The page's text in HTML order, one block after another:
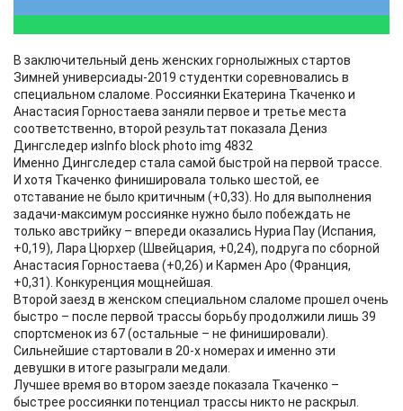
В заключительный день женских горнолыжных стартов
Зимней универсиады-2019 студентки соревновались в
специальном слаломе. Россиянки Екатерина Ткаченко и
Анастасия Горностаева заняли первое и третье места
соответственно, второй результат показала Дениз
Дингследер изInfo block photo img 4832
Именно Дингследер стала самой быстрой на первой трассе.
И хотя Ткаченко финишировала только шестой, ее
отставание не было критичным (+0,33). Но для выполнения
задачи-максимум россиянке нужно было побеждать не
только австрийку – впереди оказались Нуриа Пау (Испания,
+0,19), Лара Цюрхер (Швейцария, +0,24), подруга по сборной
Анастасия Горностаева (+0,26) и Кармен Аро (Франция,
+0,31). Конкуренция мощнейшая.
Второй заезд в женском специальном слаломе прошел очень
быстро – после первой трассы борьбу продолжили лишь 39
спортсменок из 67 (остальные – не финишировали).
Сильнейшие стартовали в 20-х номерах и именно эти
девушки в итоге разыграли медали.
Лучшее время во втором заезде показала Ткаченко –
быстрее россиянки потенциал трассы никто не раскрыл.